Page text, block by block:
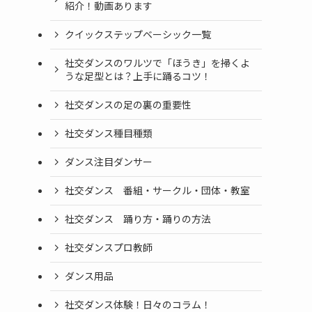
紹介！動画あります
クイックステップベーシック一覧
社交ダンスのワルツで「ほうき」を掃くよ
うな足型とは？上手に踊るコツ！
社交ダンスの足の裏の重要性
社交ダンス種目種類
ダンス注目ダンサー
社交ダンス 番組・サークル・団体・教室
社交ダンス 踊り方・踊りの方法
社交ダンスプロ教師
ダンス用品
社交ダンス体験！日々のコラム！